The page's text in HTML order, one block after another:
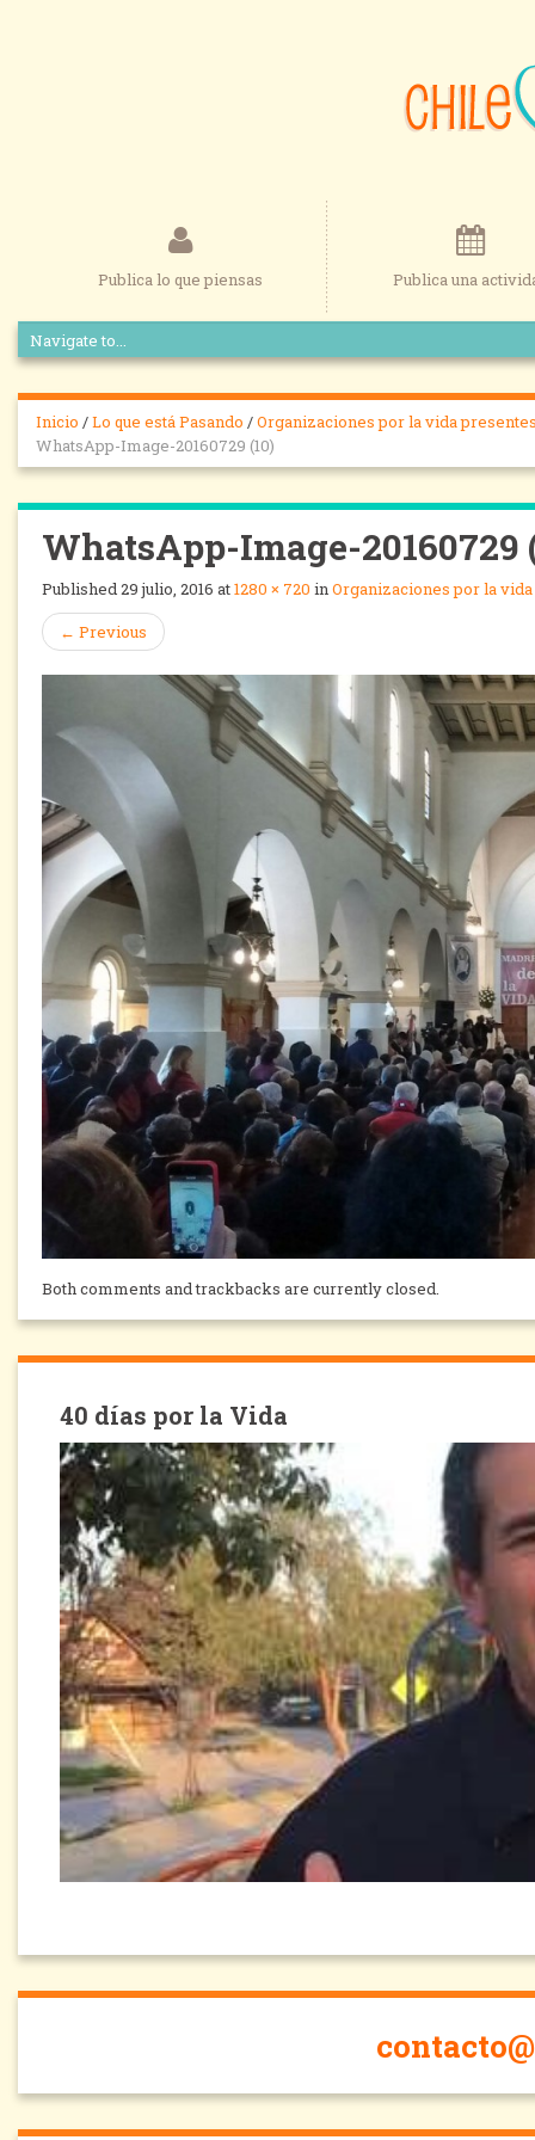
Publica lo que piensas Publica una
Inicio /Lo que está Pasando /Organizaciones por la vida
WhatsApp-Image-20160729 (10)
WhatsApp-Image-20160729
Published29 julio, 2016 at1280 × 720 inOrganizaciones por la
← Previous
Both comments and trackbacks are currently closed.
40 días por la Vida